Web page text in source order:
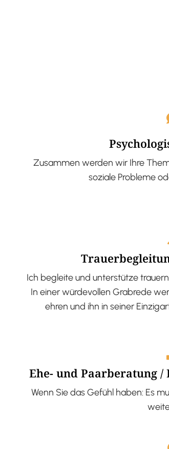
Zusammen werden wir Ihre
soziale Probleme
Ich begleite und unterstütze
In einer würdevollen Grabrede
ehren und ihn in seiner
Ehe- und Paarberatung
Wenn Sie das Gefühl haben: Es